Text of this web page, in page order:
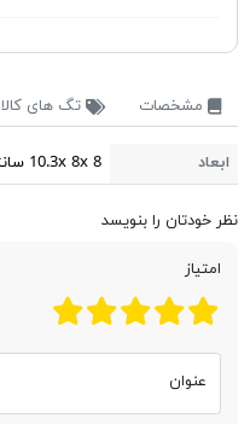
مشخصات تگ های کالا
ابعاد 10.3x 8x 8 سانتی متر
نظر خودتان را بنویسد
امتیاز
عنوان